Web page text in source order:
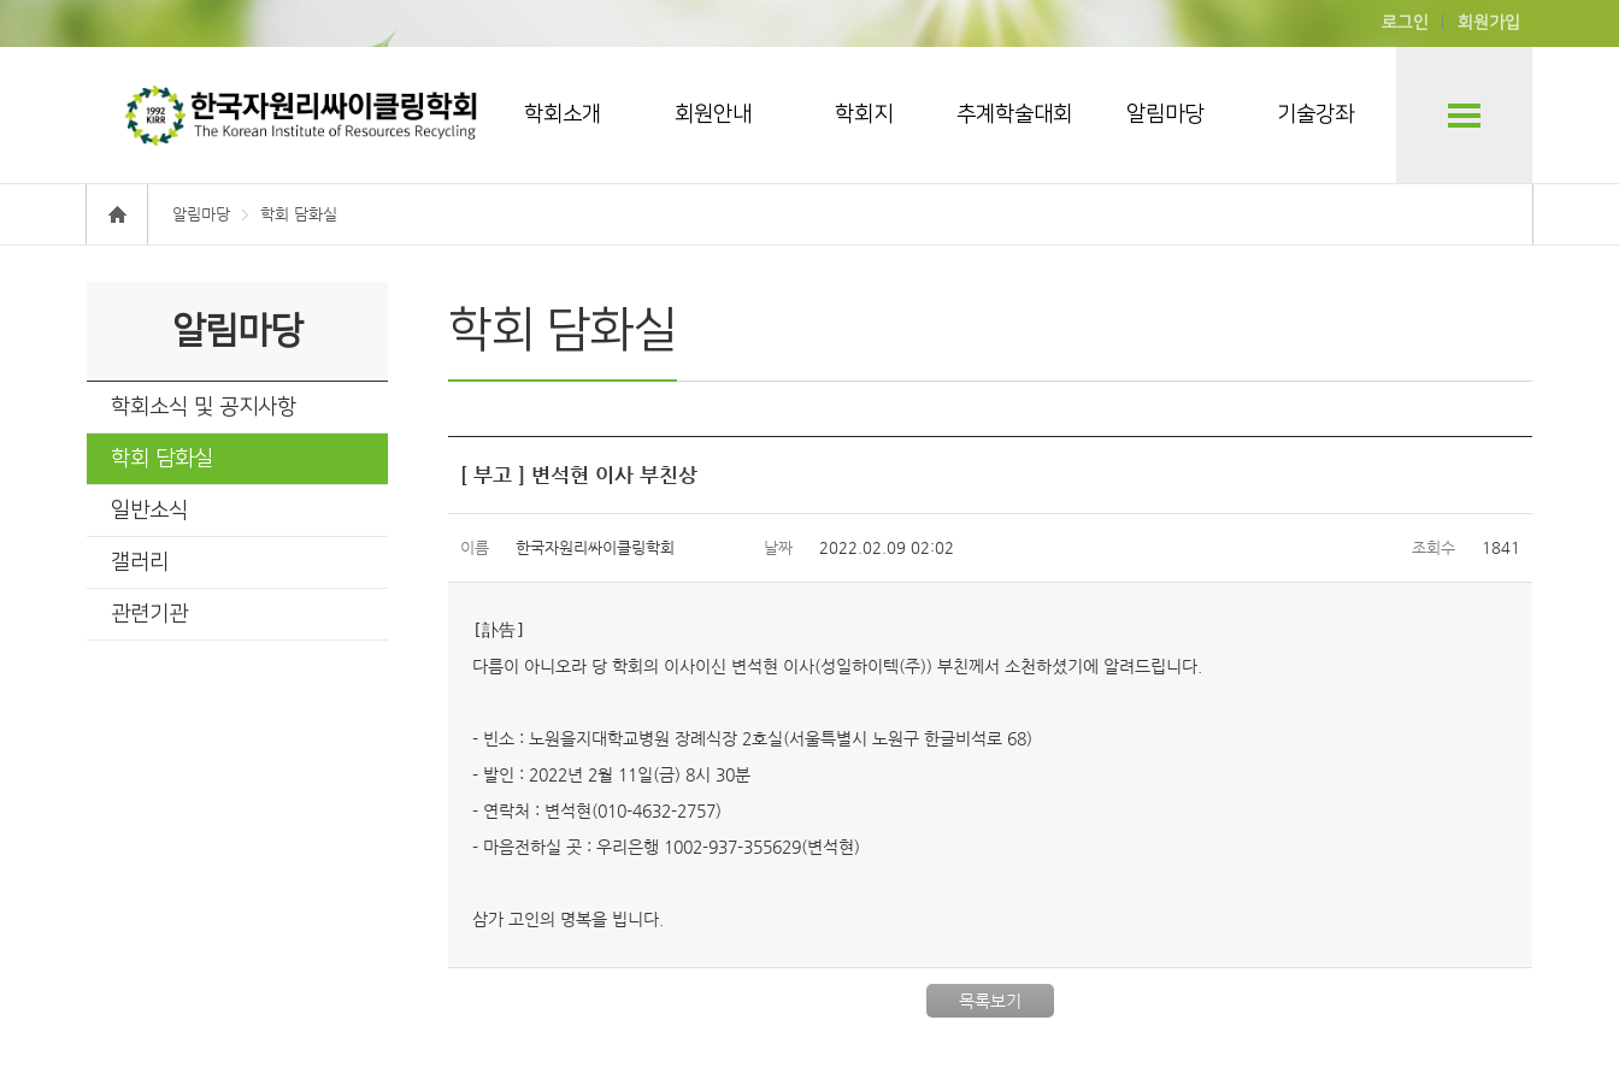
로그인 회원가입
학회소개 회원안내 학회지 추계학술대회 알림마당 기술강좌
알림마당 학회 담화실
알림마당
학회소식 및 공지사항
학회 담화실
일반소식
갤러리
관련기관
학회 담화실
[ 부고 ] 변석현 이사 부친상
이름 한국자원리싸이클링학회 날짜 2022.02.09 02:02 조회수 1841
[訃告]
다름이 아니오라 당 학회의 이사이신 변석현 이사(성일하이텍(주)) 부친께서 소천하셨기에 알려드립니다.
- 빈소 : 노원을지대학교병원 장례식장 2호실(서울특별시 노원구 한글비석로 68)
- 발인 : 2022년 2월 11일(금) 8시 30분
- 연락처 : 변석현(010-4632-2757)
- 마음전하실 곳 : 우리은행 1002-937-355629(변석현)
삼가 고인의 명복을 빕니다.
목록보기